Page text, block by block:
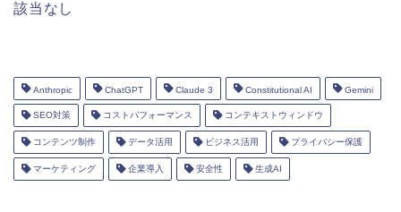
該当なし
Anthropic ChatGPT Claude 3 Constitutional AI Gemini
SEO対策 コストパフォーマンス コンテキストウィンドウ
コンテンツ制作 データ活用 ビジネス活用 プライバシー保護
マーケティング 企業導入 安全性 生成AI